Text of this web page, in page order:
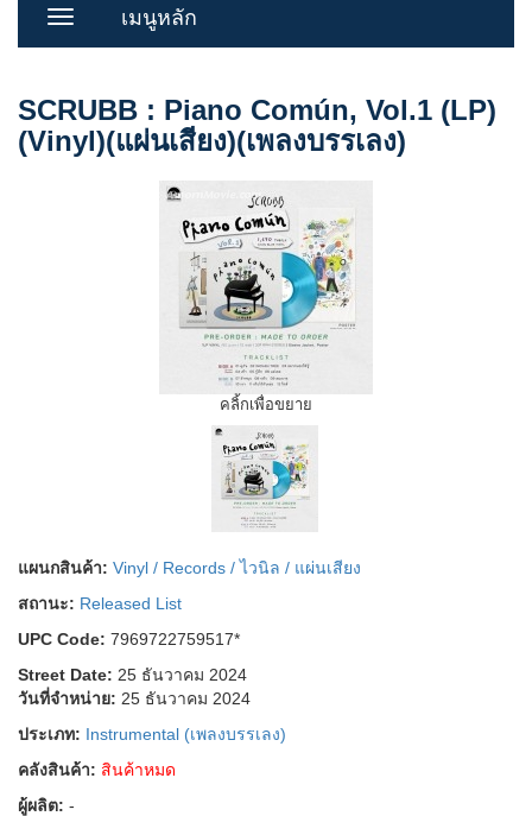
Toggle
เมนูหลัก
SCRUBB : Piano Común, Vol.1 (LP)
(Vinyl)(แผ่นเสียง)(เพลงบรรเลง)
คลิ้กเพื่อขยาย
แผนกสินค้า: Vinyl / Records / ไวนิล / แผ่นเสียง
สถานะ: Released List
UPC Code: 7969722759517*
Street Date: 25 ธันวาคม 2024
วันที่จำหน่าย: 25 ธันวาคม 2024
ประเภท: Instrumental (เพลงบรรเลง)
คลังสินค้า: สินค้าหมด
ผู้ผลิต: -